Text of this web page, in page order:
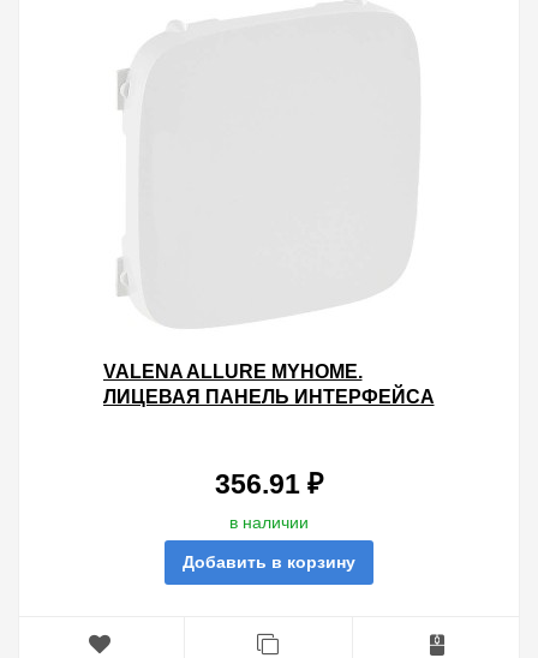
VALENA ALLURE MYHOME.
ЛИЦЕВАЯ ПАНЕЛЬ ИНТЕРФЕЙСА
356.91 ₽
в наличии
Добавить в корзину